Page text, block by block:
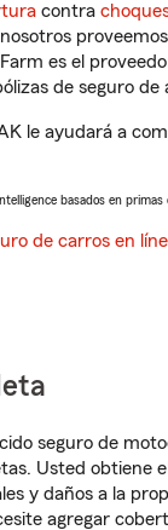
contra
es el
de seguro de
le ayudará a
basados en
de carros en
seguro de
Usted obtiene
y daños a la
agregar